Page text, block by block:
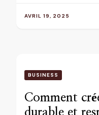
AVRIL 19, 2025
BUSINESS
Comment
durable et